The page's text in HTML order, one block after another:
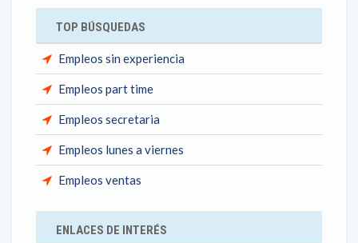
TOP BÚSQUEDAS
Empleos sin experiencia
Empleos part time
Empleos secretaria
Empleos lunes a viernes
Empleos ventas
ENLACES DE INTERÉS